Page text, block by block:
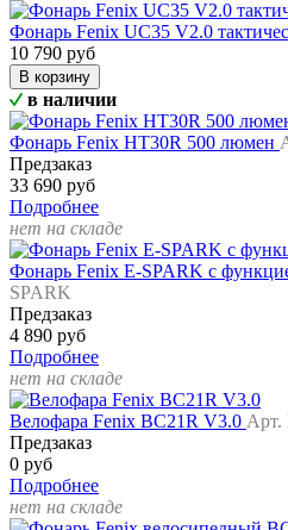
Фонарь Fenix UC35 V2.0
10 790 руб
В корзину
в наличии
Фонарь Fenix HT30R 500 люмен
Предзаказ
33 690 руб
Подробнее
нет на складе
Фонарь Fenix E-SPARK с
SPARK
Предзаказ
4 890 руб
Подробнее
нет на складе
Велофара Fenix BC21R V3.0 Арт.
Предзаказ
0 руб
Подробнее
нет на складе